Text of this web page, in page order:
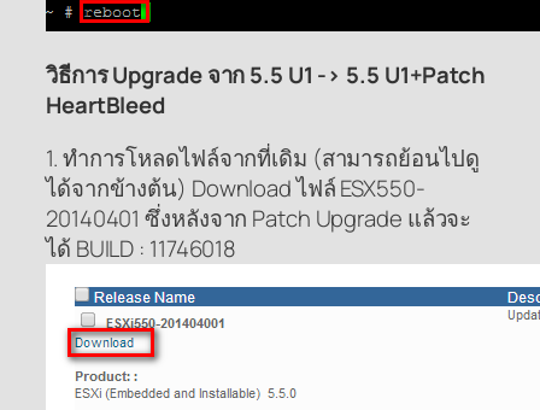
วิธีการ Upgrade จาก 5.5 U1 -> 5.5 U1+Patch
HeartBleed
1. ทำการโหลดไฟล์จากที่เดิม (สามารถย้อนไปดู
ได้จากข้างต้น) Download ไฟล์ ESX550-
20140401 ซึ่งหลังจาก Patch Upgrade แล้วจะ
ได้ BUILD : 11746018